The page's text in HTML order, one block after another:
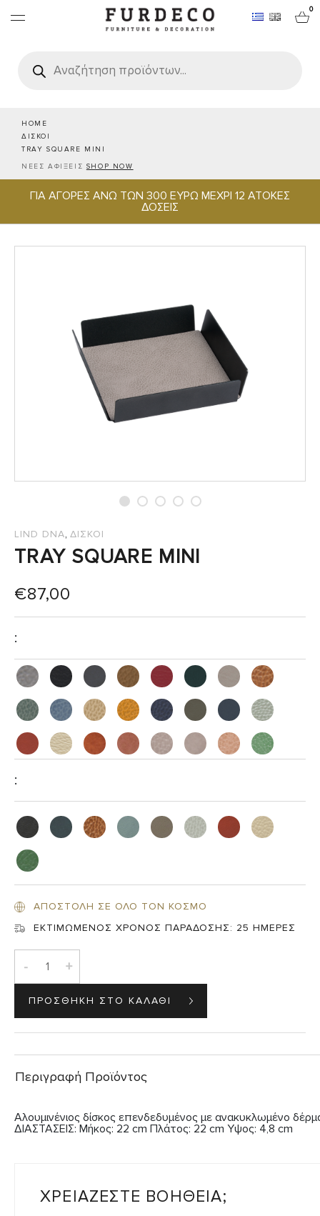
0
search
HOME
ΔΙΣΚΟΙ
TRAY SQUARE MINI
ΝΕΕΣ ΑΦΙΞΕΙΣ SHOP NOW
ΓΙΑ ΑΓΟΡΕΣ ΑΝΩ ΤΩΝ 300 ΕΥΡΩ ΜΕΧΡΙ 12 ΑΤΟΚΕΣ
ΔΟΣΕΙΣ
ΕΠΙΠΛΑ
ΧΑΛΙΑ
ΕΙΔΗ ΣΕΡΒΙΡΙΣΜΑΤΟΣ & ΦΙΛΟΞΕΝΙΑΣ
LIND DNA, ΔΙΣΚΟΙ
TRAY SQUARE MINI
€87,00
:
:
ΑΠΟΣΤΟΛΗ ΣΕ ΟΛΟ ΤΟΝ ΚΟΣΜΟ
ΕΚΤΙΜΩΜΕΝΟΣ ΧΡΟΝΟΣ ΠΑΡΑΔΟΣΗΣ: 25 ΗΜΕΡΕΣ
- +
Περιγραφή Προϊόντος
Αλουμινένιος δίσκος επενδεδυμένος με ανακυκλωμένο
ΔΙΑΣΤΑΣΕΙΣ: Μήκος: 22 cm Πλάτος: 22 cm Υψος: 4,8 cm
ΧΡΕΙΑΖΕΣΤΕ ΒΟΗΘΕΙΑ;